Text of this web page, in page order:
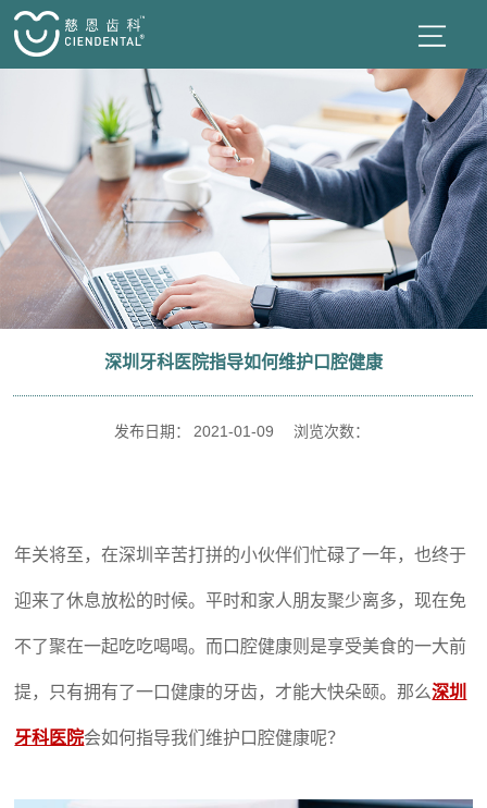
深圳牙科医院指导如何维护口腔健康
发布日期： 2021-01-09 浏览次数：
年关将至，在深圳辛苦打拼的小伙伴们忙碌了一年，也终于
迎来了休息放松的时候。平时和家人朋友聚少离多，现在免
不了聚在一起吃吃喝喝。而口腔健康则是享受美食的一大前
提，只有拥有了一口健康的牙齿，才能大快朵颐。那么深圳
牙科医院会如何指导我们维护口腔健康呢？